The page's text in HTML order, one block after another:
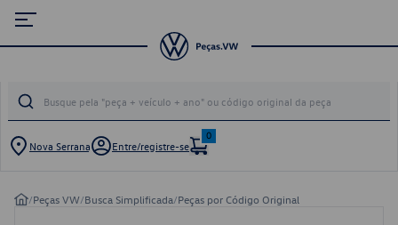
Nova Serrana Entre/registre-se
0
/Peças VW/Busca Simplificada/Peças por Código Original